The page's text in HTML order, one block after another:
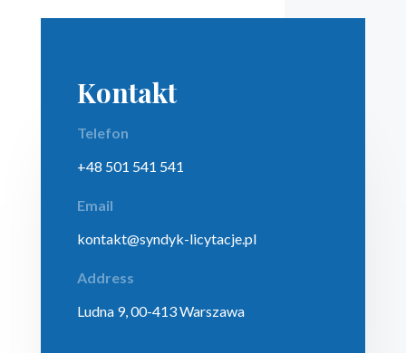
Kontakt
Telefon
+48 501 541 541
Email
kontakt@syndyk-licytacje.pl
Address
Ludna 9, 00-413 Warszawa